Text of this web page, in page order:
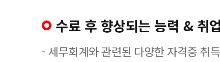
수료 후 향상되는 능력 & 취
- 세무회계와 관련된 다양한 자격증 취